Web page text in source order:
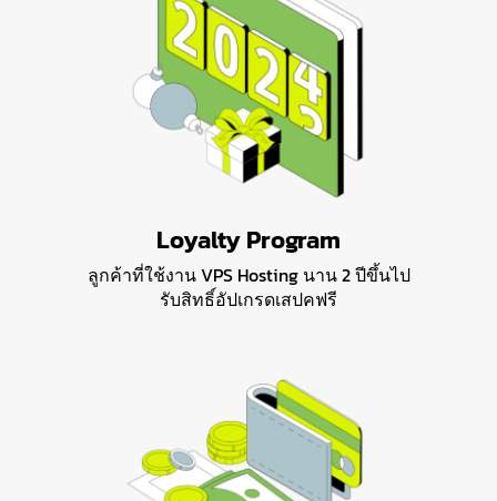
Loyalty Program
ลูกค้าที่ใช้งาน VPS Hosting นาน 2 ปีขึ้นไป
รับสิทธิ์อัปเกรดเสปคฟรี